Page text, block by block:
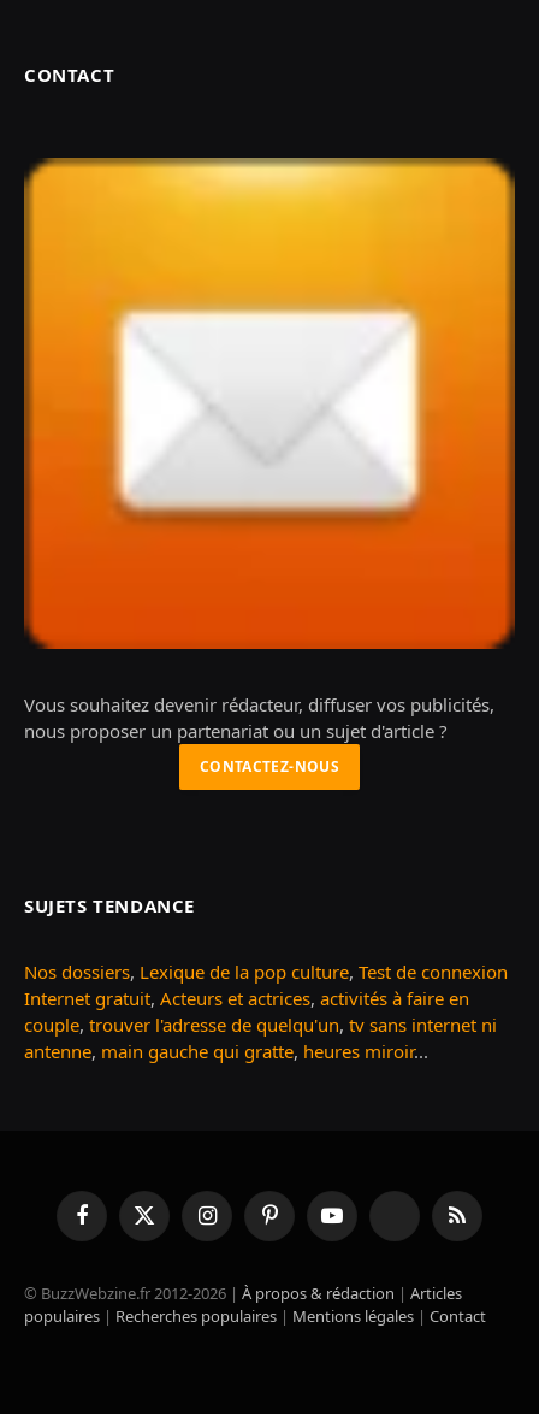
CONTACT
Vous souhaitez devenir rédacteur, diffuser vos publicités,
nous proposer un partenariat ou un sujet d'article ?
CONTACTEZ-NOUS
SUJETS TENDANCE
Nos dossiers, Lexique de la pop culture, Test de connexion
Internet gratuit, Acteurs et actrices, activités à faire en
couple, trouver l'adresse de quelqu'un, tv sans internet ni
antenne, main gauche qui gratte, heures miroir...
FacebookX
(Twitter)
InstagramPinterestYouTube TikTok RSS
© BuzzWebzine.fr 2012-2026 | À propos & rédaction | Articles
populaires | Recherches populaires | Mentions légales | Contact